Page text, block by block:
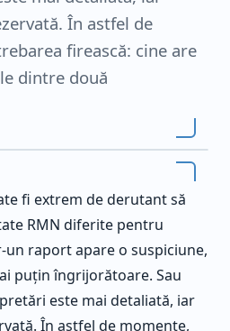
În astfel de
firească: cine are
dintre două
fi extrem de derutant să
RMN diferite pentru
raport apare o suspiciune,
puțin îngrijorătoare. Sau
este mai detaliată, iar
În astfel de momente,